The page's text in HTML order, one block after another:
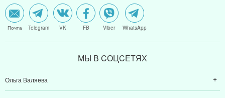
Почта Telegram VK FB Viber WhatsApp
МЫ В CОЦCЕТЯХ
Ольга Валяева